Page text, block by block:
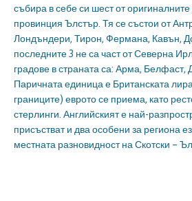
събира в себе си шест от оригиналните
провинция Ълстър. Тя се състои от
Лондъндери, Тирон, Фермана, Кавън,
последните 3 не са част от Северна
градове в страната са: Арма,
Паричната единица е Британската
границите) еврото се приема, като
стерлинги. Английският е най-
присъстват и два особени за региона
местната разновидност на Скотски –